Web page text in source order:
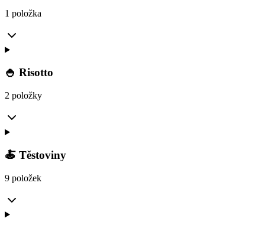
1 položka
🍚 Risotto
2 položky
🍝 Těstoviny
9 položek